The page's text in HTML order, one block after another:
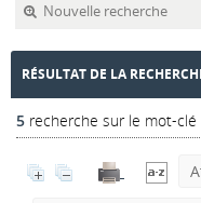
Nouvelle recherche
RÉSULTAT DE LA
5 recherche sur le mot-clé